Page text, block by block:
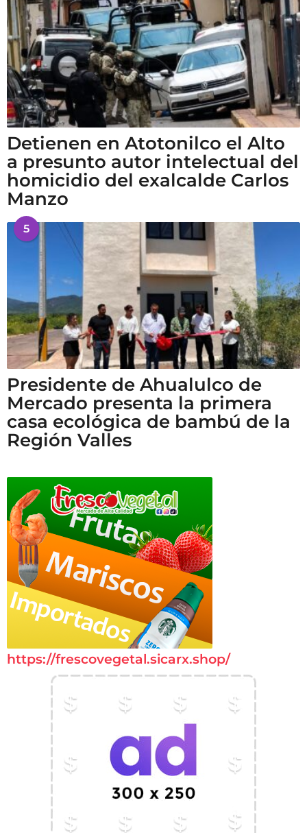
Detienen en Atotonilco el Alto
a presunto autor intelectual del
homicidio del exalcalde Carlos
Manzo
5
Presidente de Ahualulco de
Mercado presenta la primera
casa ecológica de bambú de la
Región Valles
https://frescovegetal.sicarx.shop/